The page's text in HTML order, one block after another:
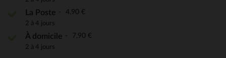
La Poste 4,90 €
2 à 4 jours
À domicile 7,90 €
2 à 4 jours